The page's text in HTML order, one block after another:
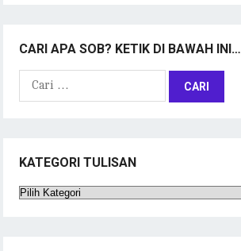
CARI APA SOB? KETIK DI BAWAH INI…
Cari
KATEGORI TULISAN
Kategori